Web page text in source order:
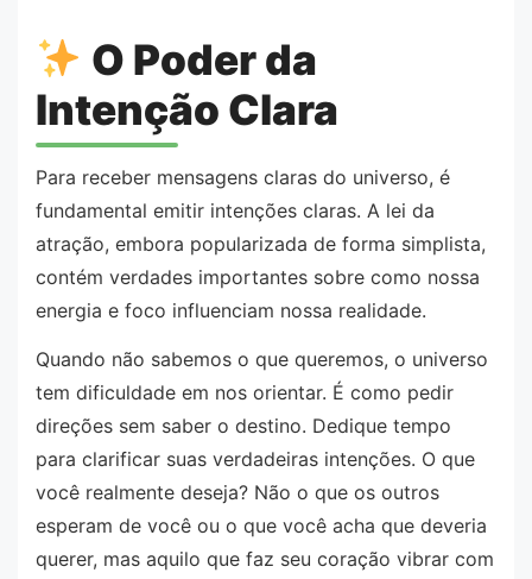
O Poder da
Intenção Clara
Para receber mensagens claras do universo, é
fundamental emitir intenções claras. A lei da
atração, embora popularizada de forma simplista,
contém verdades importantes sobre como nossa
energia e foco influenciam nossa realidade.
Quando não sabemos o que queremos, o universo
tem dificuldade em nos orientar. É como pedir
direções sem saber o destino. Dedique tempo
para clarificar suas verdadeiras intenções. O que
você realmente deseja? Não o que os outros
esperam de você ou o que você acha que deveria
querer, mas aquilo que faz seu coração vibrar com